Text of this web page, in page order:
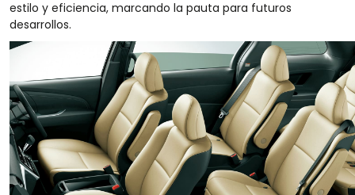
estilo y eficiencia, marcando la pauta para futuros
desarrollos.